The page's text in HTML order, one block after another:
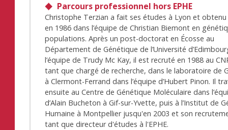
Parcours professionnel hors EPHE
Christophe Terzian a fait ses études à Lyon et
en 1986 dans l’équipe de Christian Biemont en
populations. Après un post-doctorat en Écosse au
Département de Génétique de l’Université
l’équipe de Trudy Mc Kay, il est recruté en 1988 au
tant que chargé de recherche, dans le laboratoire de
à Clermont-Ferrand dans l’équipe d’Hubert Pinon. Il
ensuite au Centre de Génétique Moléculaire dans
d’Alain Bucheton à Gif-sur-Yvette, puis à l’Institut de
Humaine à Montpellier jusqu'en 2003 et son
tant que directeur d'études à l'EPHE.